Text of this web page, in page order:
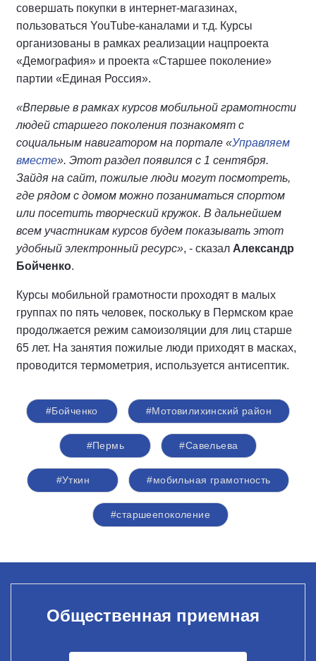
совершать покупки в интернет-магазинах,
пользоваться YouTube-каналами и т.д. Курсы
организованы в рамках реализации нацпроекта
«Демография» и проекта «Старшее поколение»
партии «Единая Россия».
«Впервые в рамках курсов мобильной грамотности
людей старшего поколения познакомят с
социальным навигатором на портале «Управляем
вместе». Этот раздел появился с 1 сентября.
Зайдя на сайт, пожилые люди могут посмотреть,
где рядом с домом можно позаниматься спортом
или посетить творческий кружок. В дальнейшем
всем участникам курсов будем показывать этот
удобный электронный ресурс», - сказал Александр
Бойченко.
Курсы мобильной грамотности проходят в малых
группах по пять человек, поскольку в Пермском крае
продолжается режим самоизоляции для лиц старше
65 лет. На занятия пожилые люди приходят в масках,
проводится термометрия, используется антисептик.
#Бойченко #Мотовилихинский район
#Пермь #Савельева
#Уткин #мобильная грамотность
#старшеепоколение
Общественная приемная